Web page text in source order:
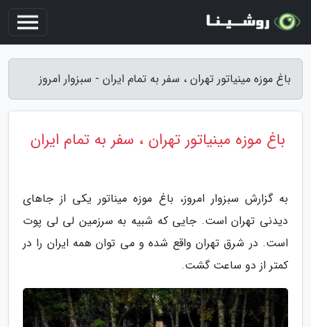
باغ موزه مینیاتور تهران ، سفر به تمام ایران - سبزوار امروز
باغ موزه مینیاتور تهران ، سفر به تمام ایران
به گزارش سبزوار امروز، باغ موزه میناتور یکی از جاهای
دیدنی تهران است. جایی که شبیه به سرزمین لی لی پوت
است. در شرق تهران واقع شده و می توان همه ایران را در
کمتر از دو ساعت گشت.